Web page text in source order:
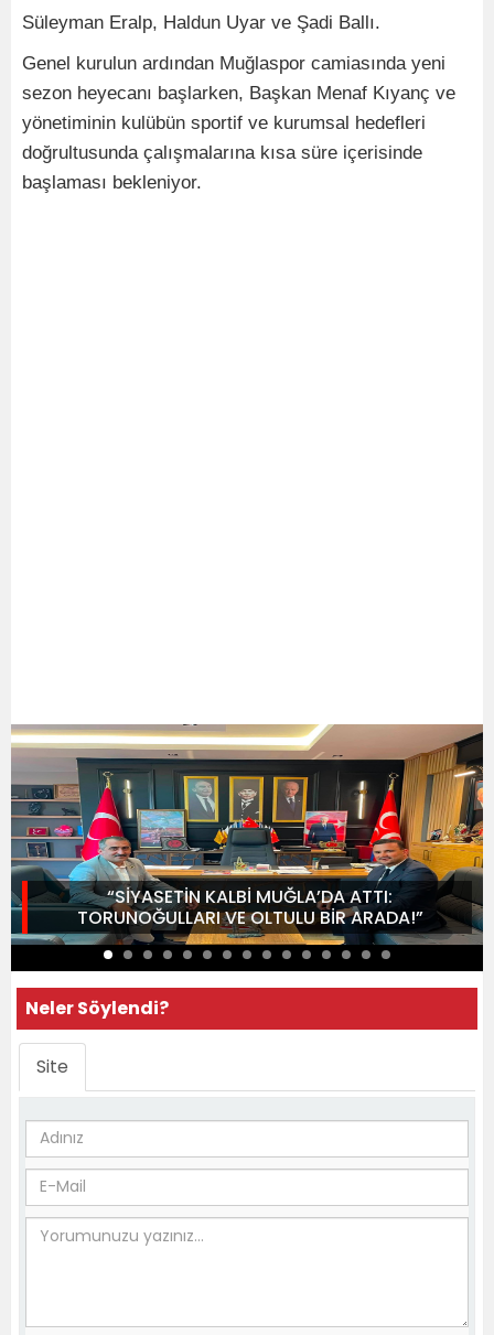
Süleyman Eralp, Haldun Uyar ve Şadi Ballı.
Genel kurulun ardından Muğlaspor camiasında yeni
sezon heyecanı başlarken, Başkan Menaf Kıyanç ve
yönetiminin kulübün sportif ve kurumsal hedefleri
doğrultusunda çalışmalarına kısa süre içerisinde
başlaması bekleniyor.
“SİYASETİN KALBİ MUĞLA’DA ATTI:
TORUNOĞULLARI VE OLTULU BİR ARADA!”
Neler Söylendi?
Site